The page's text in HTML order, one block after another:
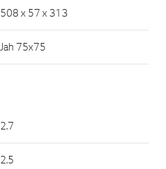
508 x 57 x 313
Jah 75x75
2.7
2.5